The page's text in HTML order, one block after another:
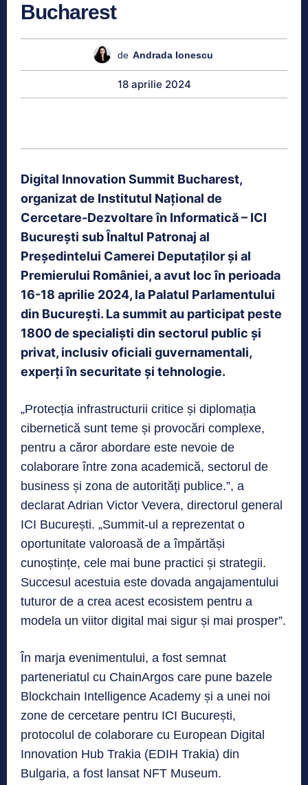
Bucharest
de Andrada Ionescu
18 aprilie 2024
Digital Innovation Summit Bucharest,
organizat de Institutul Național de
Cercetare-Dezvoltare în Informatică – ICI
București sub Înaltul Patronaj al
Președintelui Camerei Deputaților și al
Premierului României, a avut loc în perioada
16-18 aprilie 2024, la Palatul Parlamentului
din București. La summit au participat peste
1800 de specialiști din sectorul public și
privat, inclusiv oficiali guvernamentali,
experți în securitate și tehnologie.
„Protecția infrastructurii critice și diplomația
cibernetică sunt teme și provocări complexe,
pentru a căror abordare este nevoie de
colaborare între zona academică, sectorul de
business și zona de autorități publice.”, a
declarat Adrian Victor Vevera, directorul general
ICI București. „Summit-ul a reprezentat o
oportunitate valoroasă de a împărtăși
cunoștințe, cele mai bune practici și strategii.
Succesul acestuia este dovada angajamentului
tuturor de a crea acest ecosistem pentru a
modela un viitor digital mai sigur și mai prosper”.
În marja evenimentului, a fost semnat
parteneriatul cu ChainArgos care pune bazele
Blockchain Intelligence Academy și a unei noi
zone de cercetare pentru ICI București,
protocolul de colaborare cu European Digital
Innovation Hub Trakia (EDIH Trakia) din
Bulgaria, a fost lansat NFT Museum.